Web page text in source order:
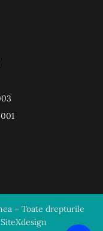
– Toate drepturile
SiteXdesign